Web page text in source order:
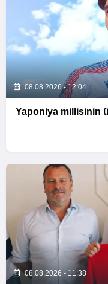
08.08.2026 - 12:04
Yaponiya millisinin
08.08.2026 - 11:38